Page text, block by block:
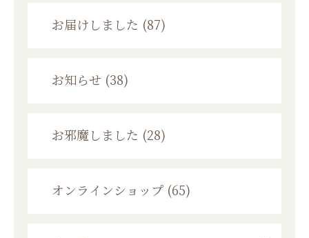
お届けしました (87)
お知らせ (38)
お邪魔しました (28)
オンラインショップ (65)